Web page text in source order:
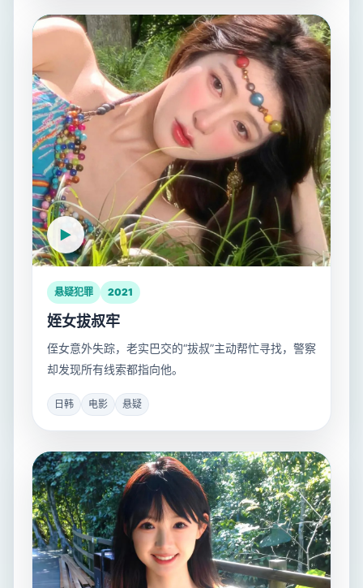
悬疑犯罪 2021
姪女拔叔牢
侄女意外失踪，老实巴交的“拔叔”主动帮忙寻找，警察
却发现所有线索都指向他。
日韩 电影 悬疑